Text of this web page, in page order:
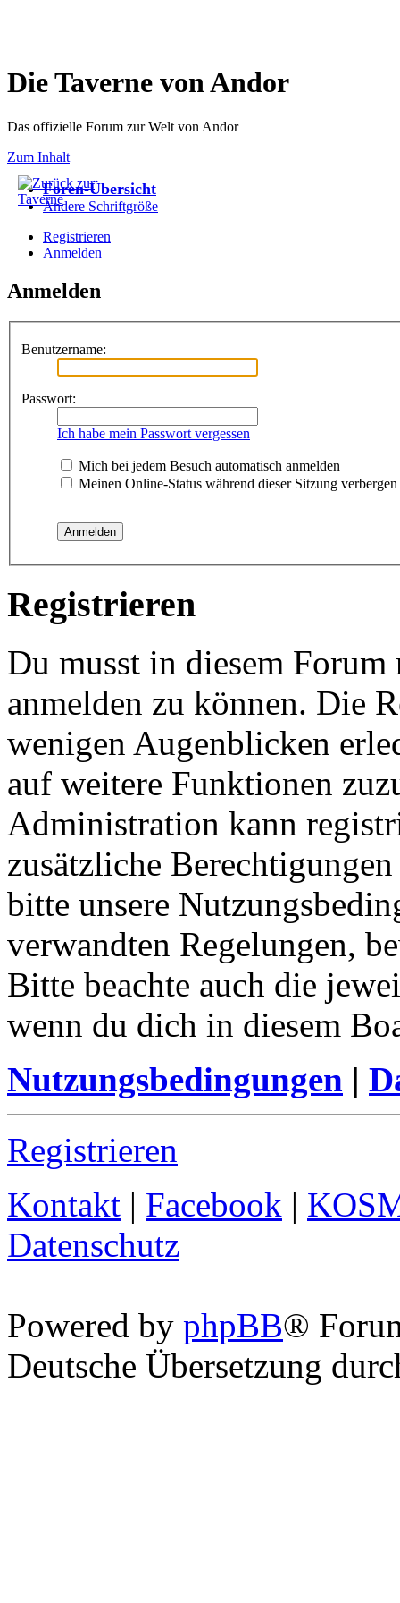
Die Taverne von Andor
Das offizielle Forum zur Welt von Andor
Zum Inhalt
Foren-Übersicht
Ändere Schriftgröße
Registrieren
Anmelden
Anmelden
Benutzername:
Passwort:
Ich habe mein Passwort vergessen
Mich bei jedem Besuch automatisch anmelden
Meinen Online-Status während dieser Sitzung verbergen
Registrieren
Du musst in diesem
anmelden zu können. Die
wenigen Augenblicken
auf weitere Funktionen
Administration kann
zusätzliche
bitte unsere
verwandten Regelungen,
Bitte beachte auch die
wenn du dich in diesem
Nutzungsbedingungen |
Registrieren
Kontakt | Facebook |
Datenschutz
Powered by phpBB®
Deutsche Übersetzung